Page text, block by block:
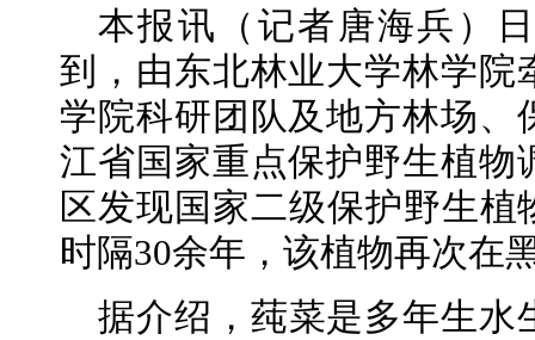
本报讯（记者唐海兵）
到，由东北林业大学林学
学院科研团队及地方林场
江省国家重点保护野生植物
区发现国家二级保护野生
时隔30余年，该植物再次在
据介绍，莼菜是多年生水